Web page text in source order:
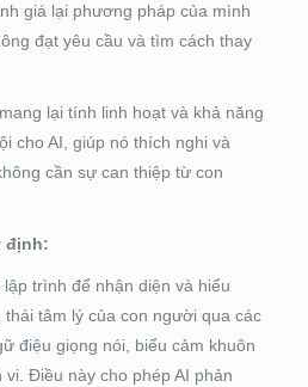
giá lại phương pháp của mình
đạt yêu cầu và tìm cách thay
lại tính linh hoạt và khả năng
cho AI, giúp nó thích nghi và
cần sự can thiệp từ con
định:
trình để nhận diện và hiểu
thái tâm lý của con người qua các
điệu giọng nói, biểu cảm khuôn
vi. Điều này cho phép AI phản